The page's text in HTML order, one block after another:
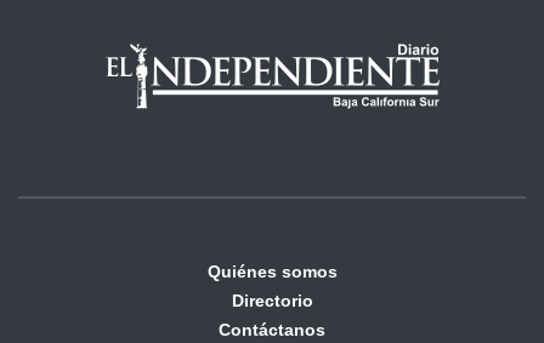
Quiénes somos
Directorio
Contáctanos